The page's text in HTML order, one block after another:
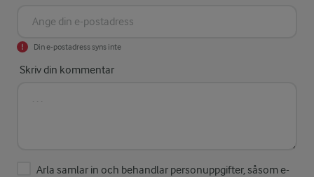
Din e-postadress syns inte
Skriv din kommentar
Arla samlar in och behandlar personuppgifter, såsom e-